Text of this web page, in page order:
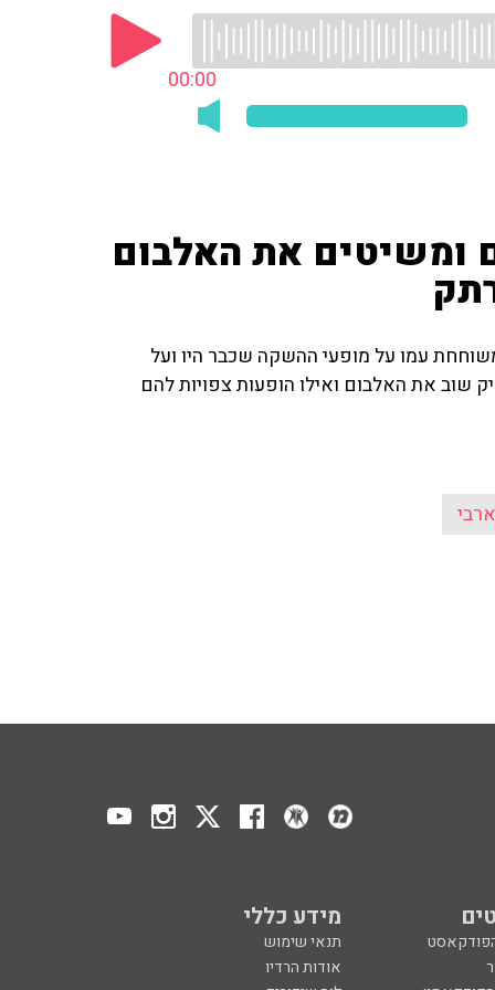
00:00
ומשיטים את האלבום
עמו על מופעי ההשקה שכבר היו ועל
שוב את האלבום ואילו הופעות צפויות להם
מידע כללי
תנאי שימוש
אודות הרדיו